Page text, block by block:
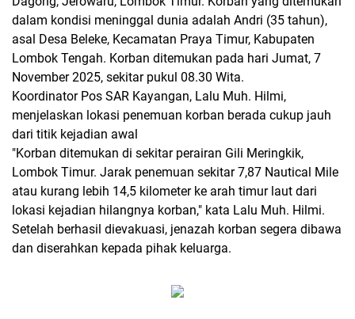
dalam kondisi meninggal dunia adalah Andri (35 tahun),
asal Desa Beleke, Kecamatan Praya Timur, Kabupaten
Lombok Tengah. Korban ditemukan pada hari Jumat, 7
November 2025, sekitar pukul 08.30 Wita.
Koordinator Pos SAR Kayangan, Lalu Muh. Hilmi,
menjelaskan lokasi penemuan korban berada cukup jauh
dari titik kejadian awal
"Korban ditemukan di sekitar perairan Gili Meringkik,
Lombok Timur. Jarak penemuan sekitar 7,87 Nautical Mile
atau kurang lebih 14,5 kilometer ke arah timur laut dari
lokasi kejadian hilangnya korban," kata Lalu Muh. Hilmi.
Setelah berhasil dievakuasi, jenazah korban segera dibawa
dan diserahkan kepada pihak keluarga.